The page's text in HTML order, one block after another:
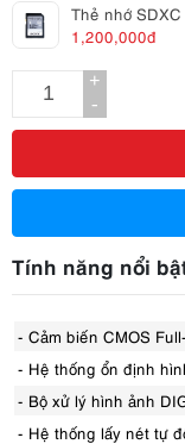
Thẻ nhớ
1,200,000đ
+
-
Tính năng nổi
- Cảm biến CMOS
- Hệ thống ổn định
- Bộ xử lý hình ảnh
- Hệ thống lấy nét tự